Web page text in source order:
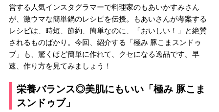
営する人気インスタグラマーで料理家のもあいかすみさん
が、激ウマな簡単鍋のレシピを伝授。もあいさんが考案する
レシピは、時短、節約、簡単なのに、「おいしい！」と絶賛
されるものばかり。今回、紹介する「極み 豚こまスンドゥ
ブ」も、驚くほど簡単に作れて、クセになる逸品です。早
速、作り方を見てみましょう！
栄養バランス◎美肌にもいい「極み 豚こま
スンドゥブ」